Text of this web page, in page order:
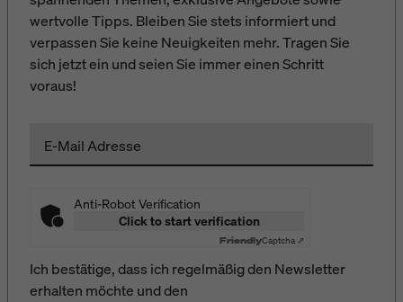
wertvolle Tipps. Bleiben Sie stets informiert und
verpassen Sie keine Neuigkeiten mehr. Tragen Sie
sich jetzt ein und seien Sie immer einen Schritt
voraus!
E-Mail Adresse
Anti-Robot Verification
Click to start verification
FriendlyCaptcha ⇗
Ich bestätige, dass ich regelmäßig den Newsletter
erhalten möchte und den